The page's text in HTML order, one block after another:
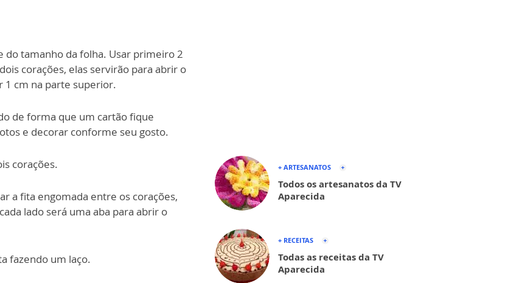
do tamanho da folha. Usar primeiro 2
corações, elas servirão para abrir o
1 cm na parte superior.
de forma que um cartão fique
e decorar conforme seu gosto.
corações.
a fita engomada entre os corações,
lado será uma aba para abrir o
fazendo um laço.
+ ARTESANATOS
Todos os artesanatos da TV
Aparecida
+ RECEITAS
Todas as receitas da TV
Aparecida